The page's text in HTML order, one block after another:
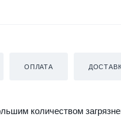
ОПЛАТА
количеством